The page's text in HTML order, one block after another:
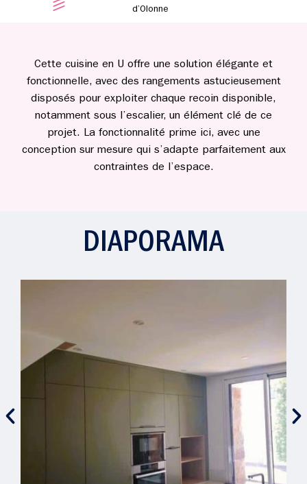
d’Olonne
Cette cuisine en U offre une solution élégante et
fonctionnelle, avec des rangements astucieusement
disposés pour exploiter chaque recoin disponible,
notamment sous l’escalier, un élément clé de ce
projet. La fonctionnalité prime ici, avec une
conception sur mesure qui s’adapte parfaitement aux
contraintes de l’espace.
DIAPORAMA